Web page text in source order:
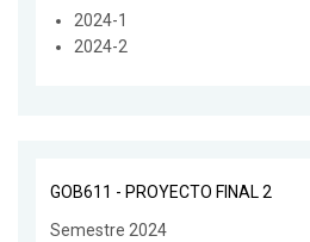
2024-1
2024-2
GOB611 - PROYECTO FINAL 2
Semestre 2024